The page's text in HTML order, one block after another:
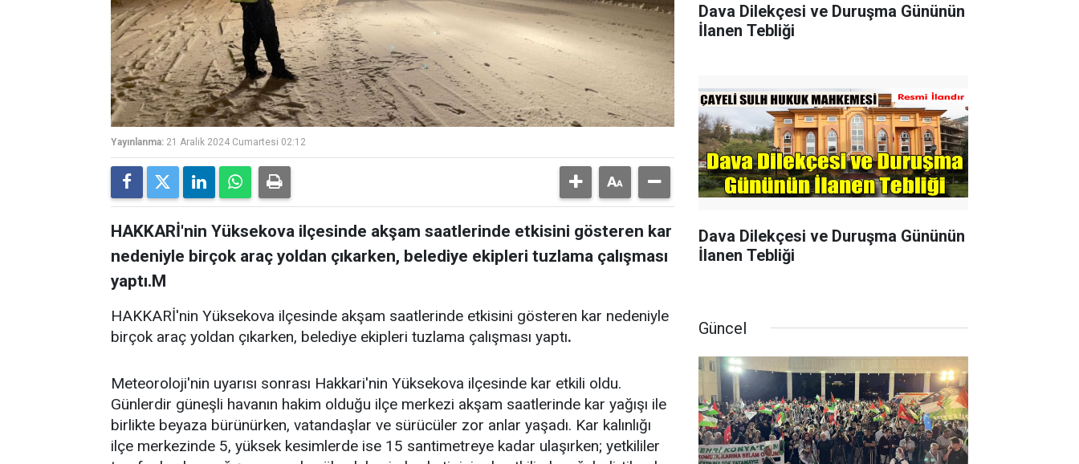
Yayınlanma: 21 Aralık 2024 Cumartesi 02:12
HAKKARİ'nin Yüksekova ilçesinde akşam saatlerinde etkisini gösteren kar
nedeniyle birçok araç yoldan çıkarken, belediye ekipleri tuzlama çalışması
yaptı.M
HAKKARİ'nin Yüksekova ilçesinde akşam saatlerinde etkisini gösteren kar nedeniyle
birçok araç yoldan çıkarken, belediye ekipleri tuzlama çalışması yaptı.
Meteoroloji'nin uyarısı sonrası Hakkari'nin Yüksekova ilçesinde kar etkili oldu.
Günlerdir güneşli havanın hakim olduğu ilçe merkezi akşam saatlerinde kar yağışı ile
birlikte beyaza bürünürken, vatandaşlar ve sürücüler zor anlar yaşadı. Kar kalınlığı
ilçe merkezinde 5, yüksek kesimlerde ise 15 santimetreye kadar ulaşırken; yetkililer
Dava Dilekçesi ve Duruşma Gününün
İlanen Tebliği
Dava Dilekçesi ve Duruşma Gününün
İlanen Tebliği
Güncel